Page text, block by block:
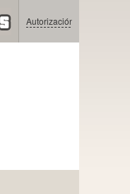
Autorización